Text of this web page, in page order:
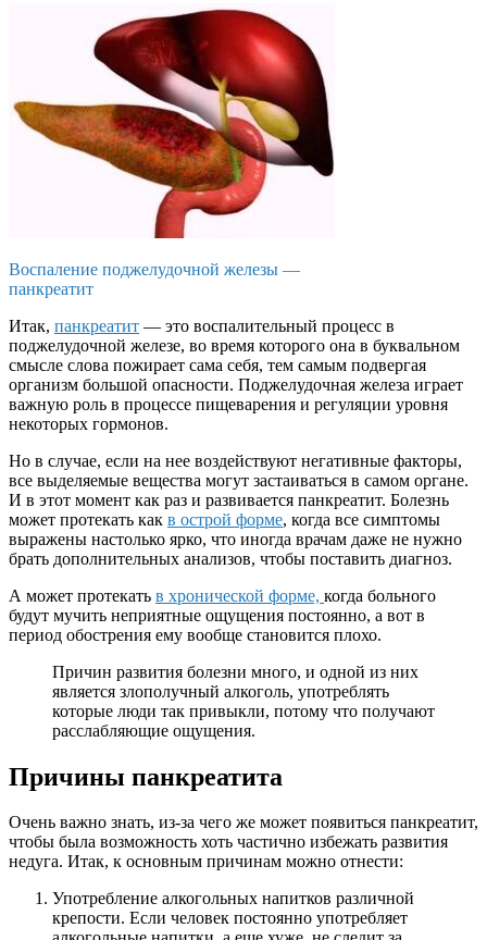
Воспаление поджелудочной железы —
панкреатит
Итак, панкреатит — это воспалительный процесс в
поджелудочной железе, во время которого она в буквальном
смысле слова пожирает сама себя, тем самым подвергая
организм большой опасности. Поджелудочная железа играет
важную роль в процессе пищеварения и регуляции уровня
некоторых гормонов.
Но в случае, если на нее воздействуют негативные факторы,
все выделяемые вещества могут застаиваться в самом органе.
И в этот момент как раз и развивается панкреатит. Болезнь
может протекать как в острой форме, когда все симптомы
выражены настолько ярко, что иногда врачам даже не нужно
брать дополнительных анализов, чтобы поставить диагноз.
А может протекать в хронической форме, когда больного
будут мучить неприятные ощущения постоянно, а вот в
период обострения ему вообще становится плохо.
Причин развития болезни много, и одной из них
является злополучный алкоголь, употреблять
которые люди так привыкли, потому что получают
расслабляющие ощущения.
Причины панкреатита
Очень важно знать, из-за чего же может появиться панкреатит,
чтобы была возможность хоть частично избежать развития
недуга. Итак, к основным причинам можно отнести:
Употребление алкогольных напитков различной
крепости. Если человек постоянно употребляет